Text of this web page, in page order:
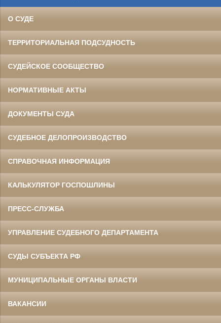
О СУДЕ
ТЕРРИТОРИАЛЬНАЯ ПОДСУДНОСТЬ
СУДЕЙСКОЕ СООБЩЕСТВО
НОРМАТИВНЫЕ АКТЫ
ДОКУМЕНТЫ СУДА
СУДЕБНОЕ ДЕЛОПРОИЗВОДСТВО
СПРАВОЧНАЯ ИНФОРМАЦИЯ
КАЛЬКУЛЯТОР ГОСПОШЛИНЫ
ПРЕСС-СЛУЖБА
УПРАВЛЕНИЕ СУДЕБНОГО ДЕПАРТАМЕНТА
СУДЫ СУБЪЕКТА РФ
МУНИЦИПАЛЬНЫЕ ОРГАНЫ ВЛАСТИ
ВАКАНСИИ